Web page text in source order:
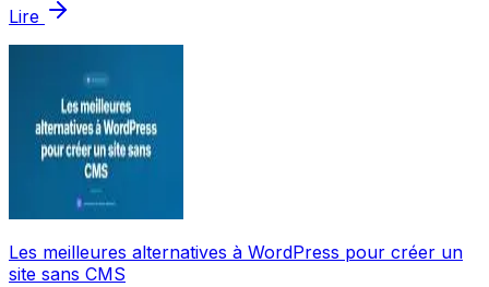
Lire
Les meilleures alternatives à WordPress pour créer un
site sans CMS